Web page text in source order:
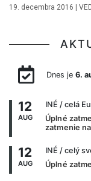
19. decembra 2016 |
Dnes je 6.
12
AUG
INÉ / celá
Úplné
zatmenie
12
AUG
INÉ / celý
Úplné